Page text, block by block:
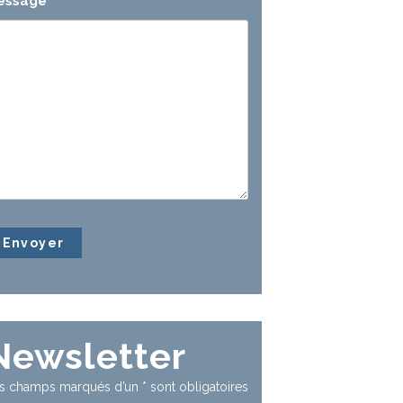
champs marqués d’un * sont obligatoires